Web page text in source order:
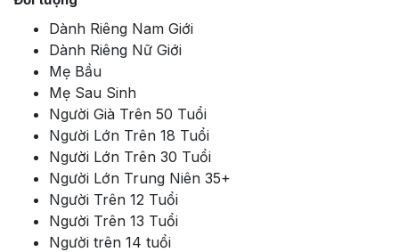
Dành Riêng Nam Giới
Dành Riêng Nữ Giới
Mẹ Bầu
Mẹ Sau Sinh
Người Già Trên 50 Tuổi
Người Lớn Trên 18 Tuổi
Người Lớn Trên 30 Tuổi
Người Lớn Trung Niên 35+
Người Trên 12 Tuổi
Người Trên 13 Tuổi
Người trên 14 tuổi